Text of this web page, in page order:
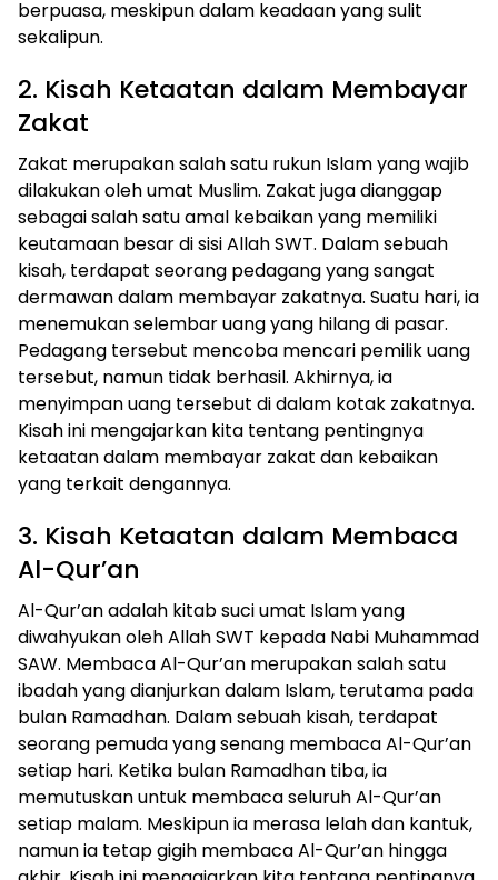
berpuasa, meskipun dalam keadaan yang sulit
sekalipun.
2. Kisah Ketaatan dalam Membayar
Zakat
Zakat merupakan salah satu rukun Islam yang wajib
dilakukan oleh umat Muslim. Zakat juga dianggap
sebagai salah satu amal kebaikan yang memiliki
keutamaan besar di sisi Allah SWT. Dalam sebuah
kisah, terdapat seorang pedagang yang sangat
dermawan dalam membayar zakatnya. Suatu hari, ia
menemukan selembar uang yang hilang di pasar.
Pedagang tersebut mencoba mencari pemilik uang
tersebut, namun tidak berhasil. Akhirnya, ia
menyimpan uang tersebut di dalam kotak zakatnya.
Kisah ini mengajarkan kita tentang pentingnya
ketaatan dalam membayar zakat dan kebaikan
yang terkait dengannya.
3. Kisah Ketaatan dalam Membaca
Al-Qur’an
Al-Qur’an adalah kitab suci umat Islam yang
diwahyukan oleh Allah SWT kepada Nabi Muhammad
SAW. Membaca Al-Qur’an merupakan salah satu
ibadah yang dianjurkan dalam Islam, terutama pada
bulan Ramadhan. Dalam sebuah kisah, terdapat
seorang pemuda yang senang membaca Al-Qur’an
setiap hari. Ketika bulan Ramadhan tiba, ia
memutuskan untuk membaca seluruh Al-Qur’an
setiap malam. Meskipun ia merasa lelah dan kantuk,
namun ia tetap gigih membaca Al-Qur’an hingga